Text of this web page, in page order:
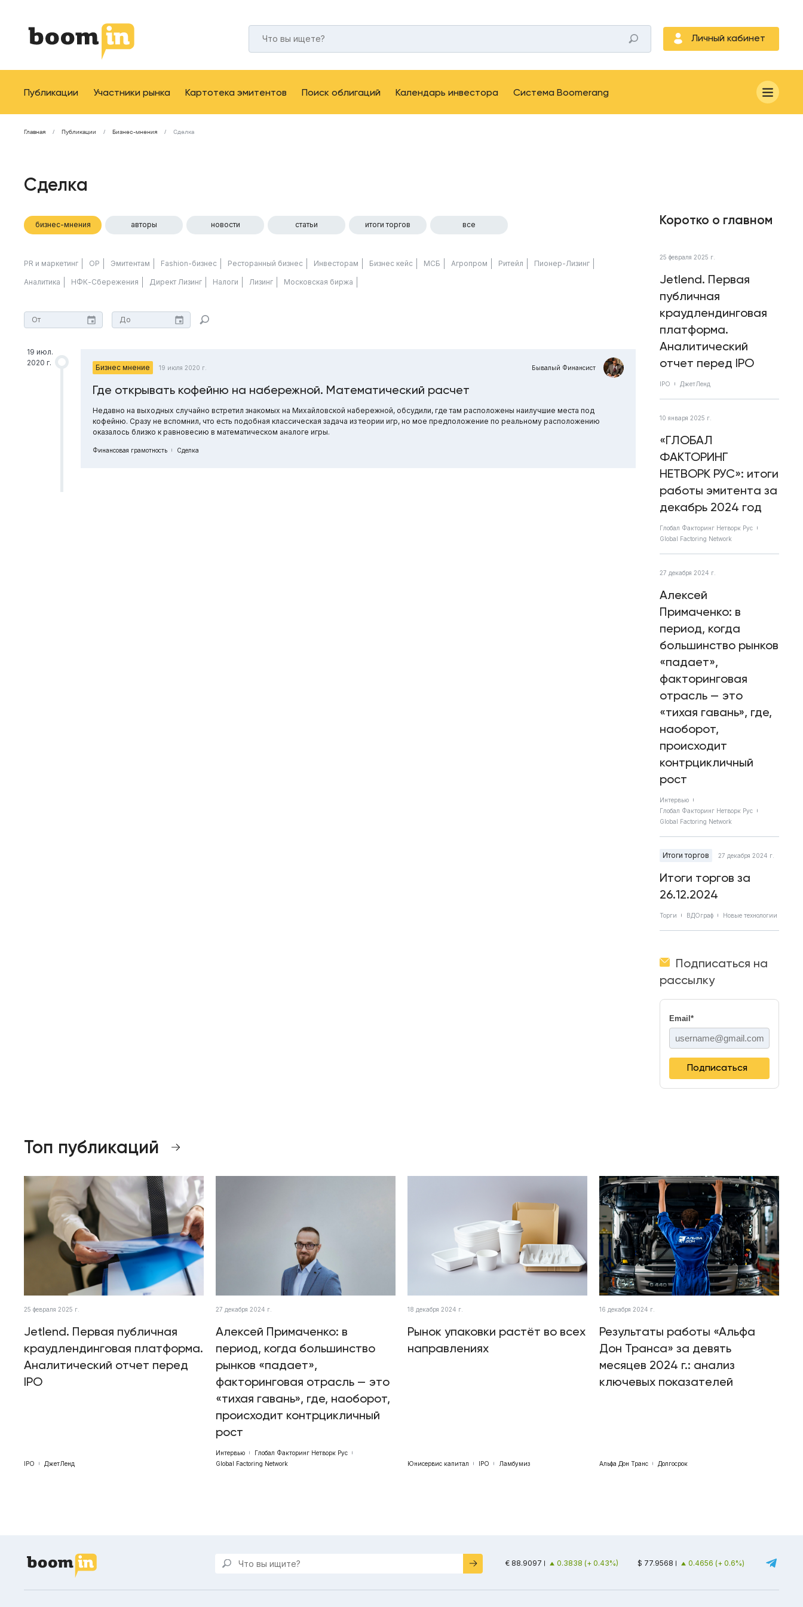
Личный кабинет
Публикации Участники рынка Картотека эмитентов Поиск облигаций Календарь инвестора Система Boomerang
Главная Публикации Бизнес-мнения Сделка
Сделка
бизнес-мнения авторы новости статьи итоги торгов все
PR и маркетинг ОР Эмитентам Fashion-бизнес Ресторанный бизнес Инвесторам Бизнес кейс МСБ Агропром Ритейл Пионер-Лизинг
Аналитика НФК-Сбережения Директ Лизинг Налоги Лизинг Московская биржа
19 июл.
2020 г.
Бизнес мнение 19 июля 2020 г. Бывалый Финансист
Где открывать кофейню на набережной. Математический расчет
Недавно на выходных случайно встретил знакомых на Михайловской набережной, обсудили, где там расположены наилучшие места под
кофейню. Сразу не вспомнил, что есть подобная классическая задача из теории игр, но мое предположение по реальному расположению
оказалось близко к равновесию в математическом аналоге игры.
Финансовая грамотность Сделка
Коротко о главном
25 февраля 2025 г.
Jetlend. Первая
публичная
краудлендинговая
платформа.
Аналитический
отчет перед IPO
IPO ДжетЛенд
10 января 2025 г.
«ГЛОБАЛ
ФАКТОРИНГ
НЕТВОРК РУС»: итоги
работы эмитента за
декабрь 2024 год
Глобал Факторинг Нетворк Рус
Global Factoring Network
27 декабря 2024 г.
Алексей
Примаченко: в
период, когда
большинство рынков
«падает»,
факторинговая
отрасль — это
«тихая гавань», где,
наоборот,
происходит
контрцикличный
рост
Интервью
Глобал Факторинг Нетворк Рус
Global Factoring Network
Итоги торгов 27 декабря 2024 г.
Итоги торгов за
26.12.2024
Торги ВДОграф Новые технологии
Подписаться на
рассылку
Email *
Подписаться
Топ публикаций
25 февраля 2025 г.
Jetlend. Первая публичная
краудлендинговая платформа.
Аналитический отчет перед
IPO
IPO ДжетЛенд
27 декабря 2024 г.
Алексей Примаченко: в
период, когда большинство
рынков «падает»,
факторинговая отрасль — это
«тихая гавань», где, наоборот,
происходит контрцикличный
рост
Интервью
Глобал Факторинг Нетворк Рус
Global Factoring Network
18 декабря 2024 г.
Рынок упаковки растёт во всех
направлениях
Юнисервис капитал IPO Ламбумиз
16 декабря 2024 г.
Результаты работы «Альфа
Дон Транса» за девять
месяцев 2024 г.: анализ
ключевых показателей
Альфа Дон Транс Долгосрок
€ 88.9097 0.3838 (+ 0.43%) $ 77.9568 0.4656 (+ 0.6%)